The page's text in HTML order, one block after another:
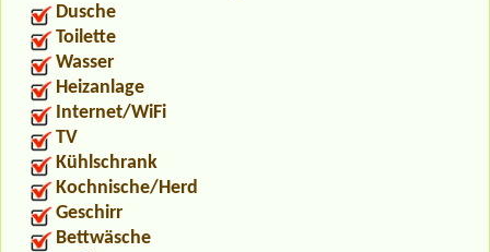
Dusche
Toilette
Wasser
Heizanlage
Internet/WiFi
TV
Kühlschrank
Kochnische/Herd
Geschirr
Bettwäsche